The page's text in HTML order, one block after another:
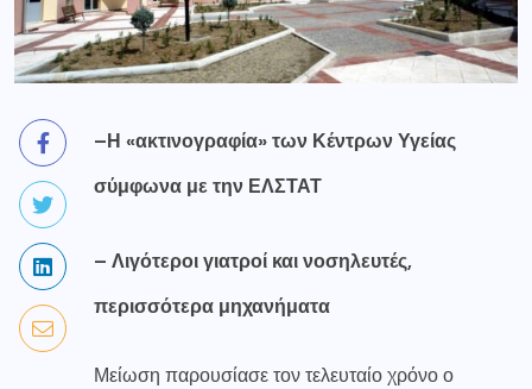
–Η «ακτινογραφία» των Κέντρων Υγείας
σύμφωνα με την ΕΛΣΤΑΤ
– Λιγότεροι γιατροί και νοσηλευτές,
περισσότερα μηχανήματα
Μείωση παρουσίασε τον τελευταίο χρόνο ο